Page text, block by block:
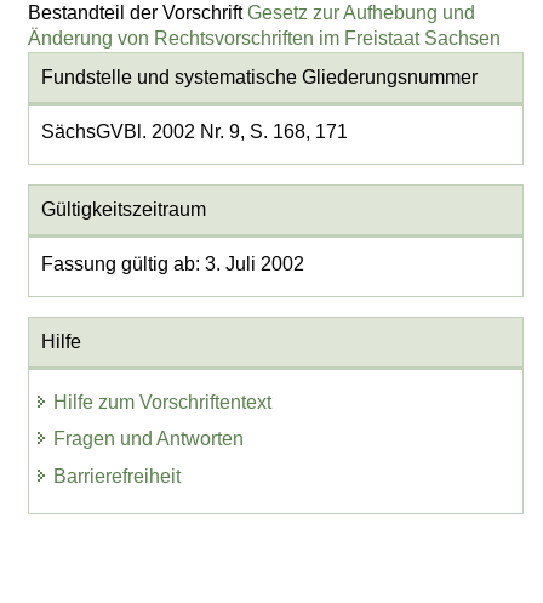
Bestandteil der VorschriftGesetz zur Aufhebung und
Änderung von Rechtsvorschriften im Freistaat Sachsen
Fundstelle und systematische Gliederungsnummer
SächsGVBl. 2002 Nr. 9, S. 168, 171
Gültigkeitszeitraum
Fassung gültig ab: 3. Juli 2002
Hilfe
Hilfe zum Vorschriftentext
Fragen und Antworten
Barrierefreiheit